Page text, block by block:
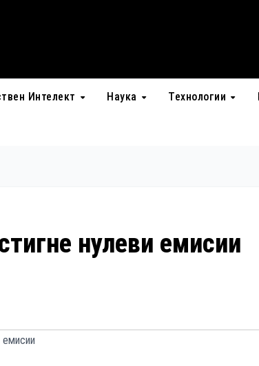
Интелект Наука Технологии
нулеви емисии
емисии